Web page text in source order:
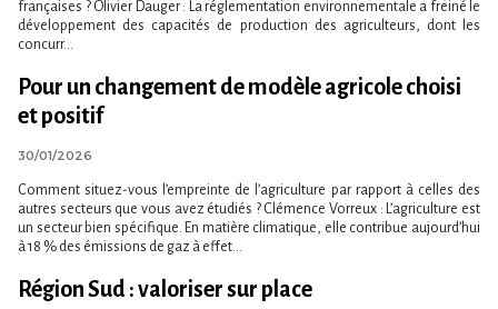
françaises ? Olivier Dauger : La réglementation environnementale a freiné le
développement des capacités de production des agriculteurs, dont les
concurr...
Pour un changement de modèle agricole choisi
et positif
30/01/2026
Comment situez-vous l’empreinte de l’agriculture par rapport à celles des
autres secteurs que vous avez étudiés ? Clémence Vorreux : L’agriculture est
un secteur bien spécifique. En matière climatique, elle contribue aujourd’hui
à 18 % des émissions de gaz à effet...
Région Sud : valoriser sur place